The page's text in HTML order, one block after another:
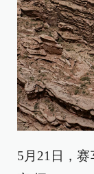
5月21日，